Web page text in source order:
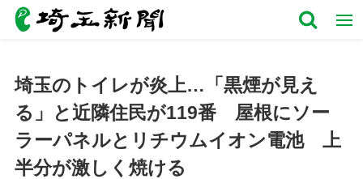
埼玉のトイレが炎上…「黒煙が見え
る」と近隣住民が119番 屋根にソー
ラーパネルとリチウムイオン電池 上
半分が激しく焼ける